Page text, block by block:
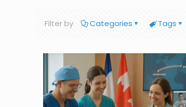
Filter by Categories Tags